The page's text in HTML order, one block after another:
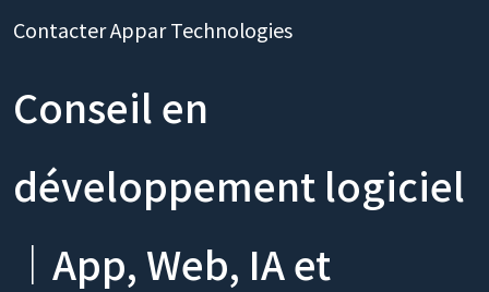
Contacter Appar Technologies
Conseil en
développement logiciel
｜App, Web, IA et